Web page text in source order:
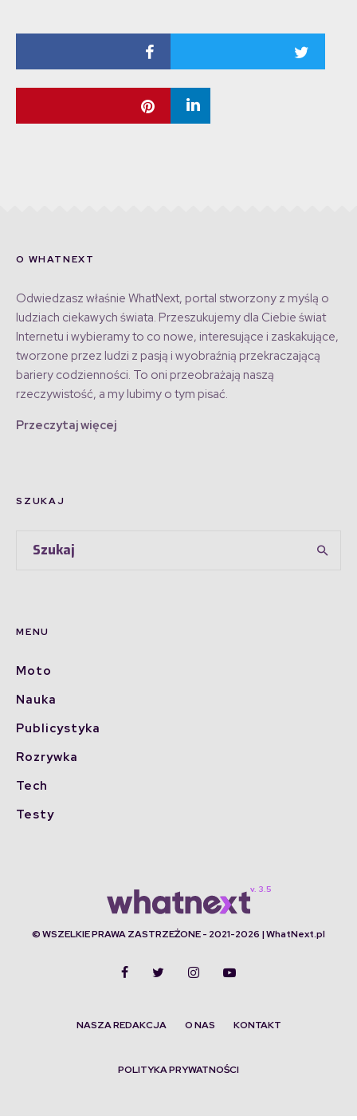
O WHATNEXT
Odwiedzasz właśnie WhatNext, portal stworzony z myślą o
ludziach ciekawych świata. Przeszukujemy dla Ciebie świat
Internetu i wybieramy to co nowe, interesujące i zaskakujące,
tworzone przez ludzi z pasją i wyobraźnią przekraczającą
bariery codzienności. To oni przeobrażają naszą
rzeczywistość, a my lubimy o tym pisać.
Przeczytaj więcej
SZUKAJ
MENU
Moto
Nauka
Publicystyka
Rozrywka
Tech
Testy
© WSZELKIE PRAWA ZASTRZEŻONE - 2021-2026 | WhatNext.pl
NASZA REDAKCJA O NAS KONTAKT
POLITYKA PRYWATNOŚCI